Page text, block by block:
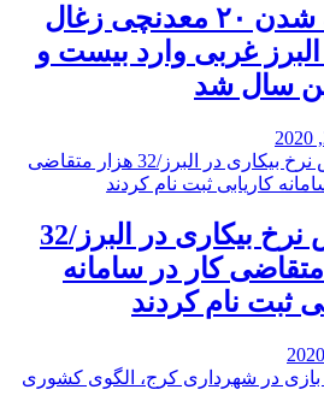
کشته شدن ۲۰ معدنچی زغال
غربی وارد بیست و
سال شد
کاهش نرخ بیکاری در البرز/32
کار در سامانه
ثبت نام کردند